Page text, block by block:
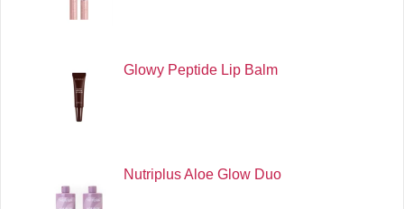
Glowy Peptide Lip Balm
Nutriplus Aloe Glow Duo